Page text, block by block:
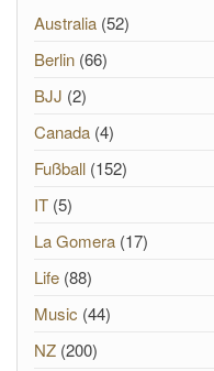
Australia (52)
Berlin (66)
BJJ (2)
Canada (4)
Fußball (152)
IT (5)
La Gomera (17)
Life (88)
Music (44)
NZ (200)